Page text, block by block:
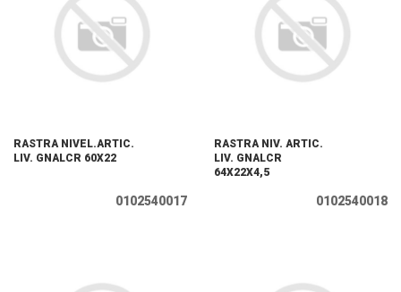
RASTRA NIVEL.ARTIC.
LIV. GNALCR 60X22
0102540017
RASTRA NIV. ARTIC.
LIV. GNALCR
64X22X4,5
0102540018